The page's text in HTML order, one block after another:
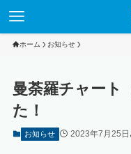
ホーム お知らせ
曼荼羅チャート
た！
お知らせ 2023年7月25日